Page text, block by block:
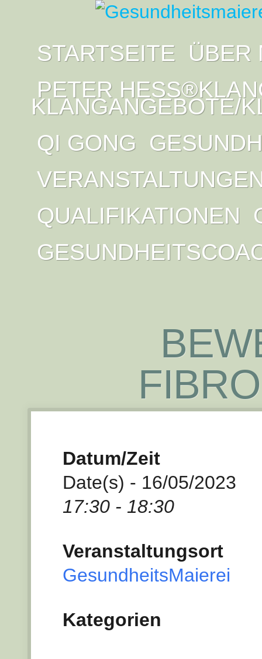
STARTSEITE
ÜBER
PETER
KLANGANGEBOTE/
QI GONG
QUALIFIKATIONEN
Datum/Zeit
Date(s) - 16/05/2023
17:30 - 18:30
Veranstaltungsort
GesundheitsMaierei
Kategorien